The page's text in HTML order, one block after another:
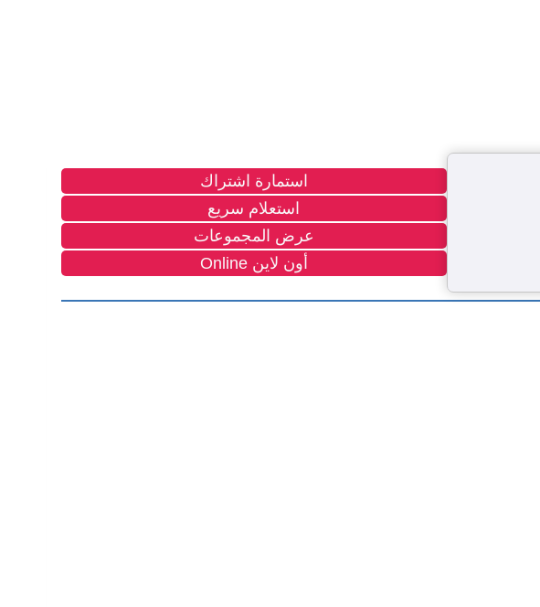
استمارة اشتراك
استعلام سريع
عرض المجموعات
أون لاين Online